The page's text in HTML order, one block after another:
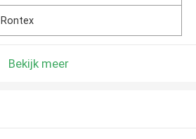
Rontex
Bekijk meer